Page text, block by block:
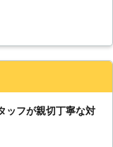
スはとても多いで
持ち運べるほどの物
錆びることでポッキ
ッフが親切丁寧な対